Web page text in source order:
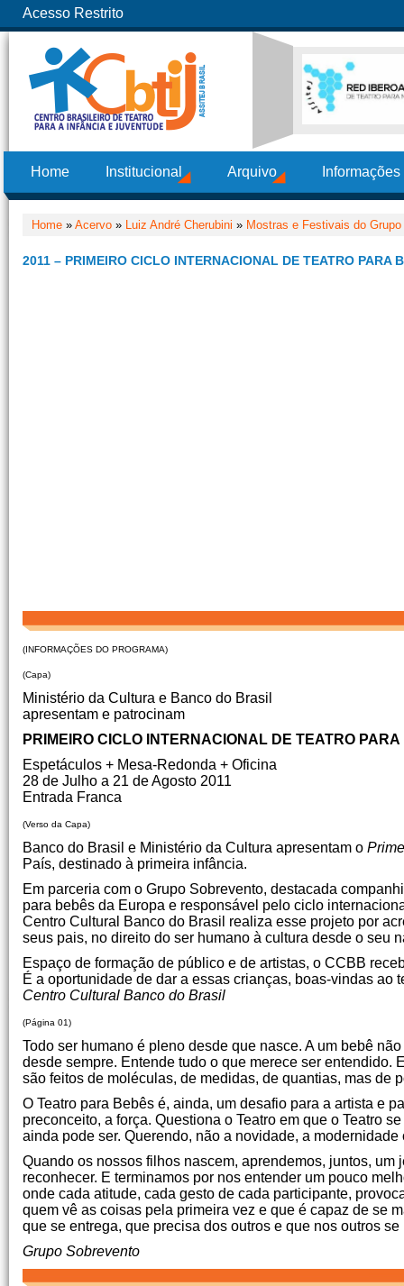
Acesso Restrito
Home Institucional Arquivo
Home » Acervo » Luiz André Cherubini » Mostras e Festivais do Grupo
2011 – PRIMEIRO CICLO INTERNACIONAL DE TEATRO PARA
(INFORMAÇÕES DO PROGRAMA)
(Capa)
Ministério da Cultura e Banco do Brasil
apresentam e patrocinam
PRIMEIRO CICLO INTERNACIONAL DE TEATRO
Espetáculos + Mesa-Redonda + Oficina
28 de Julho a 21 de Agosto 2011
Entrada Franca
(Verso da Capa)
Banco do Brasil e Ministério da Cultura apresentam o
País, destinado à primeira infância.
Em parceria com o Grupo Sobrevento, destacada
para bebês da Europa e responsável pelo ciclo
Centro Cultural Banco do Brasil realiza esse projeto por
seus pais, no direito do ser humano à cultura desde o seu
Espaço de formação de público e de artistas, o CCBB
É a oportunidade de dar a essas crianças, boas-vindas ao
Centro Cultural Banco do Brasil
(Página 01)
Todo ser humano é pleno desde que nasce. A um bebê
desde sempre. Entende tudo o que merece ser entendido.
são feitos de moléculas, de medidas, de quantias, mas de
O Teatro para Bebês é, ainda, um desafio para a artista e
preconceito, a força. Questiona o Teatro em que o Teatro
ainda pode ser. Querendo, não a novidade, a
Quando os nossos filhos nascem, aprendemos, juntos,
reconhecer. E terminamos por nos entender um pouco
onde cada atitude, cada gesto de cada participante,
quem vê as coisas pela primeira vez e que é capaz de se
que se entrega, que precisa dos outros e que nos outros
Grupo Sobrevento